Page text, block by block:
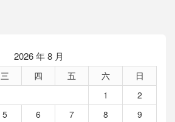
2026 年 8 月
三 四 五 六
日
1
2
5 6 7 8
9